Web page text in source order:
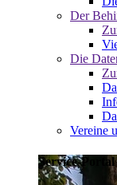
Der
Die
Vereine
Service-Portal